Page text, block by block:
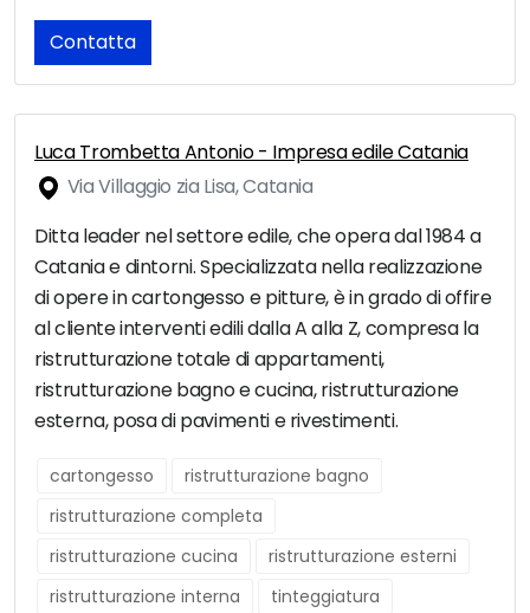
Contatta
Luca Trombetta Antonio - Impresa edile Catania
Via Villaggio zia Lisa, Catania
Ditta leader nel settore edile, che opera dal 1984 a
Catania e dintorni. Specializzata nella realizzazione
di opere in cartongesso e pitture, è in grado di offire
al cliente interventi edili dalla A alla Z, compresa la
ristrutturazione totale di appartamenti,
ristrutturazione bagno e cucina, ristrutturazione
esterna, posa di pavimenti e rivestimenti.
cartongesso
ristrutturazione bagno
ristrutturazione completa
ristrutturazione cucina
ristrutturazione esterni
ristrutturazione interna
tinteggiatura